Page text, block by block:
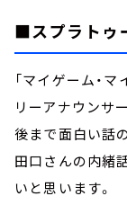
■スプラトゥ
「マイゲーム・
リーアナウンサ
後まで面白い話
田口さんの内緒
いと思います。